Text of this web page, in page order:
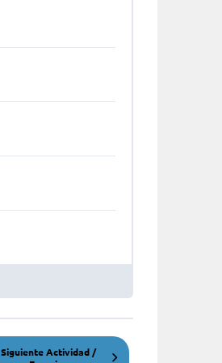
Siguiente Actividad /